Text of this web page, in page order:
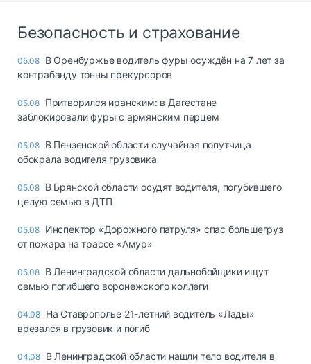
Безопасность и страхование
05.08 В Оренбуржье водитель фуры осуждён на 7 лет за
контрабанду тонны прекурсоров
05.08 Притворился иранским: в Дагестане
заблокировали фуры с армянским перцем
05.08 В Пензенской области случайная попутчица
обокрала водителя грузовика
05.08 В Брянской области осудят водителя, погубившего
целую семью в ДТП
05.08 Инспектор «Дорожного патруля» спас большегруз
от пожара на трассе «Амур»
05.08 В Ленинградской области дальнобойщики ищут
семью погибшего воронежского коллеги
04.08 На Ставрополье 21-летний водитель «Лады»
врезался в грузовик и погиб
04.08 В Ленинградской области нашли тело водителя в